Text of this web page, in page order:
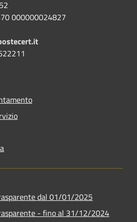
000000024827
dal 01/01/2025
- fino al 31/12/2024